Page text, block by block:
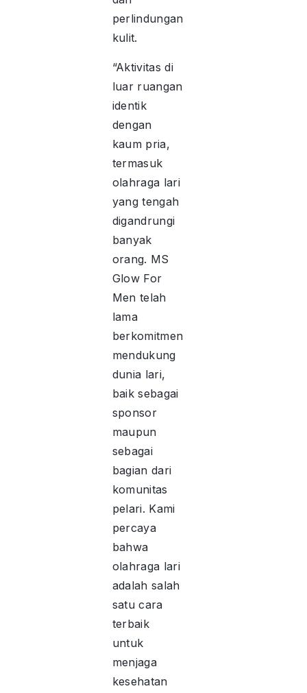
perlindungan
kulit.
“Aktivitas di
luar ruangan
identik
dengan
kaum pria,
termasuk
olahraga lari
yang tengah
digandrungi
banyak
orang. MS
Glow For
Men telah
lama
berkomitmen
mendukung
dunia lari,
baik sebagai
sponsor
maupun
sebagai
bagian dari
komunitas
pelari. Kami
percaya
bahwa
olahraga lari
adalah salah
satu cara
terbaik
untuk
menjaga
kesehatan